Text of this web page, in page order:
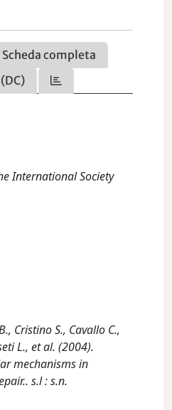
Scheda completa
International Society
Cristino S., Cavallo C.,
L., et al. (2004).
mechanisms in
s.l : s.n.